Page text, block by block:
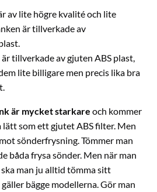
av lite högre kvalité och lite
är tillverkade av
är tillverkade av gjuten ABS plast,
lite billigare men precis lika bra
är mycket starkare och kommer
som ett gjutet ABS filter. Men
sönderfrysning. Tömmer man
båda frysa sönder. Men när man
man ju alltid tömma sitt
bägge modellerna. Gör man